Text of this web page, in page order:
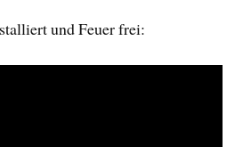
und Feuer frei: